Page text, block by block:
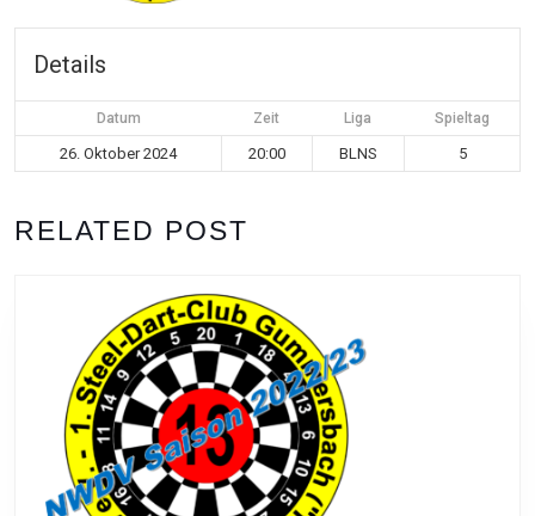
Details
Datum Zeit Liga Spieltag
26. Oktober 2024 20:00 BLNS 5
RELATED POST